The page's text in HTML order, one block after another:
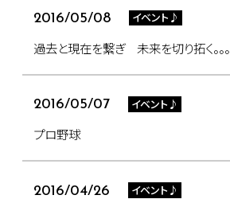
2016/05/08 イベント♪
過去と現在を繋ぎ 未来を切り拓く。。。
2016/05/07 イベント♪
プロ野球
2016/04/26 イベント♪